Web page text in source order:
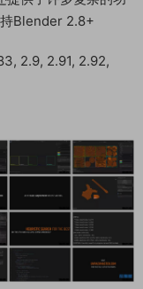
Blender 2.8+
2.9, 2.91, 2.92,